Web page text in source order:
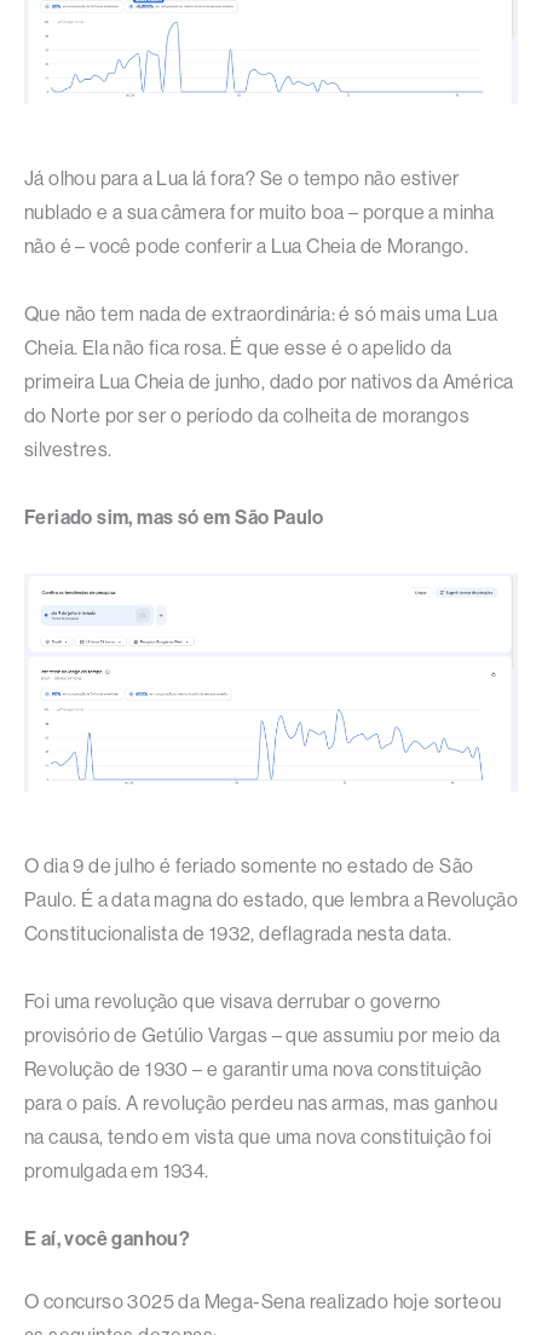
Já olhou para a Lua lá fora? Se o tempo não estiver
nublado e a sua câmera for muito boa – porque a minha
não é – você pode conferir a Lua Cheia de Morango.
Que não tem nada de extraordinária: é só mais uma Lua
Cheia. Ela não fica rosa. É que esse é o apelido da
primeira Lua Cheia de junho, dado por nativos da América
do Norte por ser o período da colheita de morangos
silvestres.
Feriado sim, mas só em São Paulo
O dia 9 de julho é feriado somente no estado de São
Paulo. É a data magna do estado, que lembra a Revolução
Constitucionalista de 1932, deflagrada nesta data.
Foi uma revolução que visava derrubar o governo
provisório de Getúlio Vargas – que assumiu por meio da
Revolução de 1930 – e garantir uma nova constituição
para o país. A revolução perdeu nas armas, mas ganhou
na causa, tendo em vista que uma nova constituição foi
promulgada em 1934.
E aí, você ganhou?
O concurso 3025 da Mega-Sena realizado hoje sorteou